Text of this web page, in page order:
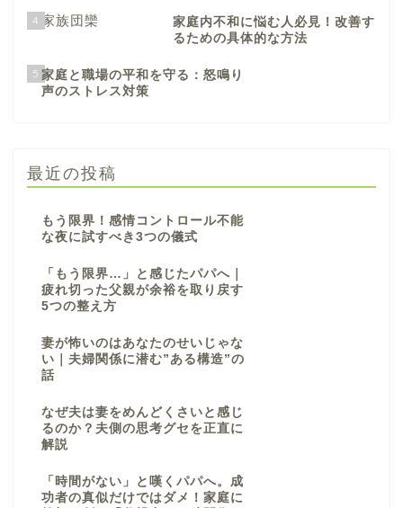
4
家庭内不和に悩む人必見！改善す
るための具体的な方法
5 家庭と職場の平和を守る：怒鳴り
声のストレス対策
最近の投稿
もう限界！感情コントロール不能
な夜に試すべき3つの儀式
「もう限界…」と感じたパパへ｜
疲れ切った父親が余裕を取り戻す
5つの整え方
妻が怖いのはあなたのせいじゃな
い｜夫婦関係に潜む”ある構造”の
話
なぜ夫は妻をめんどくさいと感じ
るのか？夫側の思考グセを正直に
解説
「時間がない」と嘆くパパへ。成
功者の真似だけではダメ！家庭にサイトマップ